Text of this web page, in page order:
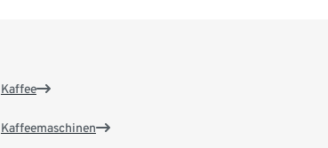
Kaffee
Kaffeemaschinen